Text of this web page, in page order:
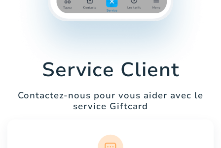
Service Client
Contactez-nous pour vous aider avec le
service Giftcard